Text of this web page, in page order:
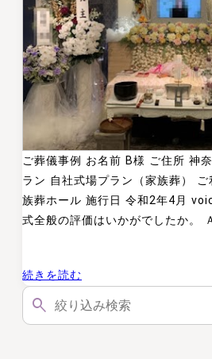
ー
ル
に
て
お
伝
い
さ
せ
だ
ご葬儀事例 お名前 B様 ご住所 神
ラン 自社式場プラン（家族葬）
族葬ホール 施行日 令和2年4月
式全般の評価はいかがでしたか。
続きを読む
こ